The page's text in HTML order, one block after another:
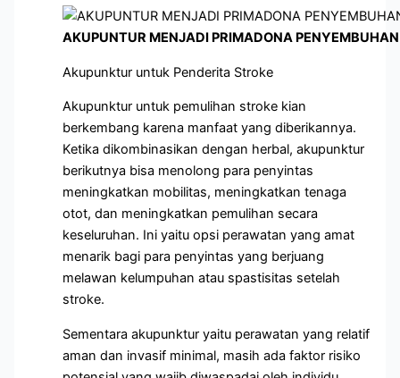
AKUPUNTUR MENJADI PRIMADONA
Akupunktur untuk Penderita Stroke
Akupunktur untuk pemulihan stroke kian
berkembang karena manfaat yang diberikannya.
Ketika dikombinasikan dengan herbal, akupunktur
berikutnya bisa menolong para penyintas
meningkatkan mobilitas, meningkatkan tenaga
otot, dan meningkatkan pemulihan secara
keseluruhan. Ini yaitu opsi perawatan yang amat
menarik bagi para penyintas yang berjuang
melawan kelumpuhan atau spastisitas setelah
stroke.
Sementara akupunktur yaitu perawatan yang relatif
aman dan invasif minimal, masih ada faktor risiko